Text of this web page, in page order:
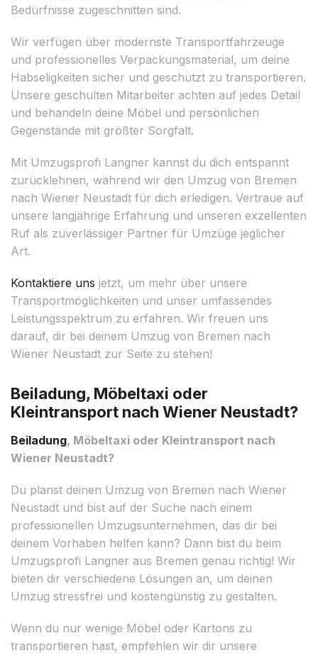
Bedürfnisse zugeschnitten sind.
Wir verfügen über modernste Transportfahrzeuge
und professionelles Verpackungsmaterial, um deine
Habseligkeiten sicher und geschützt zu transportieren.
Unsere geschulten Mitarbeiter achten auf jedes Detail
und behandeln deine Möbel und persönlichen
Gegenstände mit größter Sorgfalt.
Mit Umzugsprofi Langner kannst du dich entspannt
zurücklehnen, während wir den Umzug von Bremen
nach Wiener Neustadt für dich erledigen. Vertraue auf
unsere langjährige Erfahrung und unseren exzellenten
Ruf als zuverlässiger Partner für Umzüge jeglicher
Art.
Kontaktiere uns jetzt, um mehr über unsere
Transportmöglichkeiten und unser umfassendes
Leistungsspektrum zu erfahren. Wir freuen uns
darauf, dir bei deinem Umzug von Bremen nach
Wiener Neustadt zur Seite zu stehen!
Beiladung, Möbeltaxi oder
Kleintransport nach Wiener Neustadt?
Beiladung, Möbeltaxi oder Kleintransport nach
Wiener Neustadt?
Du planst deinen Umzug von Bremen nach Wiener
Neustadt und bist auf der Suche nach einem
professionellen Umzugsunternehmen, das dir bei
deinem Vorhaben helfen kann? Dann bist du beim
Umzugsprofi Langner aus Bremen genau richtig! Wir
bieten dir verschiedene Lösungen an, um deinen
Umzug stressfrei und kostengünstig zu gestalten.
Wenn du nur wenige Möbel oder Kartons zu
transportieren hast, empfehlen wir dir unsere